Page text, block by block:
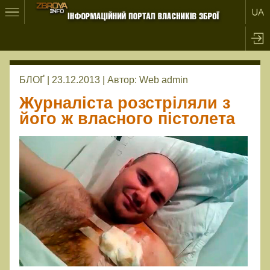
БЛОҐ | 23.12.2013 | Автор: Web admin
Журналіста розстріляли з
його ж власного пістолета